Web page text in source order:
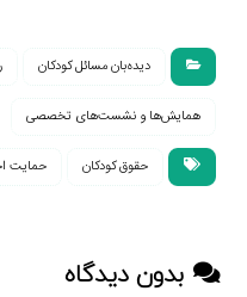
دیده‌بان مسائل کودکان
همایش‌ها و نشست‌های تخصصی
حقوق کودکان حمایت
بدون دیدگاه